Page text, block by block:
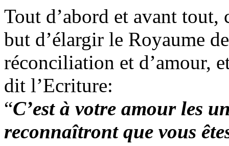
Tout d’abord et avant tout,
but d’élargir le Royaume
réconciliation et d’amour,
dit l’Ecriture:
“C’est à votre amour les
reconnaîtront que vous